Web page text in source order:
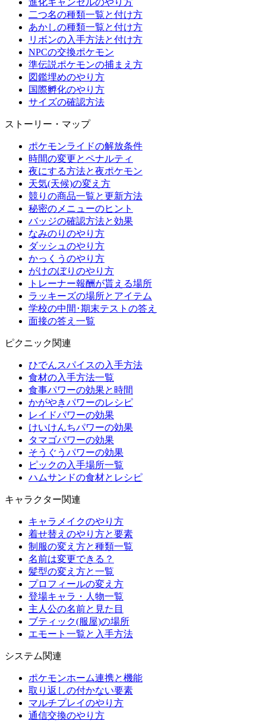
進化キャンセルのやり方
二つ名の種類一覧と付け方
あかしの種類一覧と付け方
リボンの入手方法と付け方
NPCの交換ポケモン
準伝説ポケモンの捕まえ方
図鑑埋めのやり方
国際孵化のやり方
サイズの確認方法
ストーリー・マップ
ポケモンライドの解放条件
時間の変更とペナルティ
夜にする方法と夜ポケモン
天気(天候)の変え方
競りの商品一覧と更新方法
秘密のメニューのヒント
バッジの確認方法と効果
なみのりのやり方
ダッシュのやり方
かっくうのやり方
がけのぼりのやり方
トレーナー報酬が貰える場所
ラッキーズの場所とアイテム
学校の中間･期末テストの答え
面接の答え一覧
ピクニック関連
ひでんスパイスの入手方法
食材の入手方法一覧
食事パワーの効果と時間
かがやきパワーのレシピ
レイドパワーの効果
けいけんちパワーの効果
タマゴパワーの効果
そうぐうパワーの効果
ピックの入手場所一覧
ハムサンドの食材とレシピ
キャラクター関連
キャラメイクのやり方
着せ替えのやり方と要素
制服の変え方と種類一覧
名前は変更できる？
髪型の変え方と一覧
プロフィールの変え方
登場キャラ・人物一覧
主人公の名前と見た目
ブティック(服屋)の場所
エモート一覧と入手方法
システム関連
ポケモンホーム連携と機能
取り返しの付かない要素
マルチプレイのやり方
通信交換のやり方